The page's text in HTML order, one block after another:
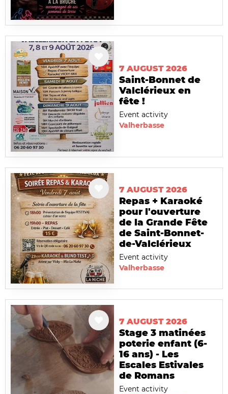
7 AUGUST 2026
Saint-Bonnet de
Valclérieux en
fête !
Event activity
Valherbasse
7 AUGUST 2026
Repas + Karaoké
pour l'ouverture
de la Grande Fête
de Saint-Bonnet-
de-Valclérieux
Event activity
Valherbasse
7 AUGUST 2026
Stage 3 matinées
poterie enfant (6-
16 ans) - Les
Escales Estivales
de Romans
Event activity